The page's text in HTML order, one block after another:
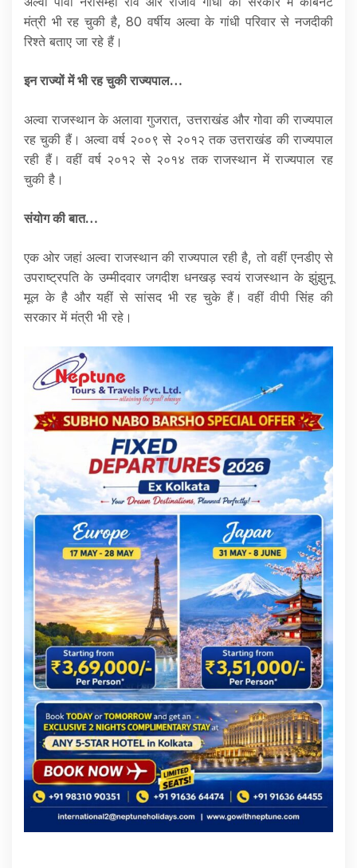
मंत्री भी रह चुकी है, 80 वर्षीय अल्वा के गांधी परिवार से नजदीकी
रिश्ते बताए जा रहे हैं।
इन राज्यों में भी रह चुकी राज्यपाल…
अल्वा राजस्थान के अलावा गुजरात, उत्तराखंड और गोवा की राज्यपाल
रह चुकी हैं। अल्वा वर्ष २००९ से २०१२ तक उत्तराखंड की राज्यपाल
रही हैं। वहीं वर्ष २०१२ से २०१४ तक राजस्थान में राज्यपाल रह
चुकी है।
संयोग की बात…
एक ओर जहां अल्वा राजस्थान की राज्यपाल रही है, तो वहीं एनडीए से
उपराष्ट्रपति के उम्मीदवार जगदीश धनखड़ स्वयं राजस्थान के झुंझुनू
मूल के है और यहीं से सांसद भी रह चुके हैं। वहीं वीपी सिंह की
सरकार में मंत्री भी रहे।